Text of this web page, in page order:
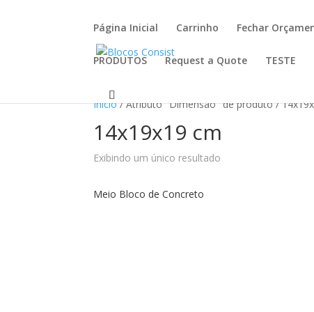
Página Inicial Carrinho Fechar
PRODUTOS Request a Quote TESTE
Início/ Atributo "Dimensão" de produto /
14x19x19 cm
Exibindo um único resultado
Meio Bloco de Concreto